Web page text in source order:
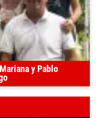
y Pablo